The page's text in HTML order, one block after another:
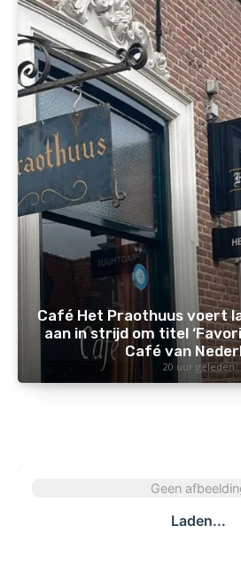
Café Het Praothuus voert
aan in strijd om titel
Café van
20 uur geleden
Geen
Laden...